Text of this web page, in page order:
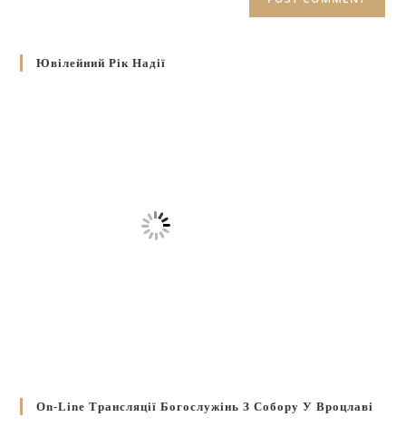
Ювілейний Рік Надії
On-Line Трансляції Богослужінь З Собору У Вроцлаві